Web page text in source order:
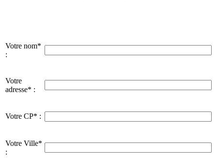
Votre nom*
:
Votre
adresse* :
Votre CP* :
Votre Ville*
: